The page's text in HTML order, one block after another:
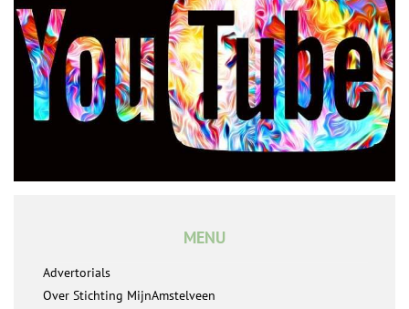
MENU
Advertorials
Over Stichting MijnAmstelveen